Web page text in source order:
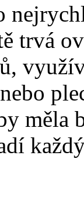
trvá
měla